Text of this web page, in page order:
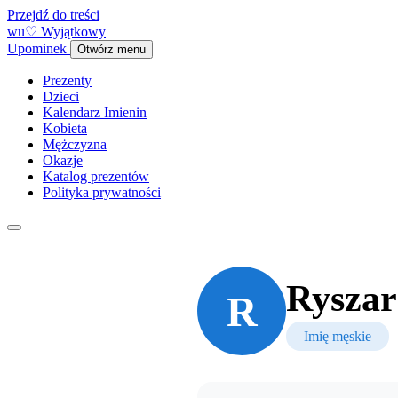
Przejdź do treści
wu♡ Wyjątkowy
Upominek
Otwórz menu
Prezenty
Dzieci
Kalendarz Imienin
Kobieta
Mężczyzna
Okazje
Katalog prezentów
Polityka prywatności
R
Imię męskie